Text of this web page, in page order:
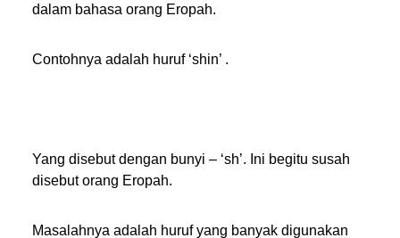
dalam bahasa orang Eropah.
Contohnya adalah huruf ‘shin’ .
Yang disebut dengan bunyi – ‘sh’. Ini begitu susah
disebut orang Eropah.
Masalahnya adalah huruf yang banyak digunakan